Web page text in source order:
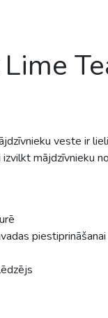
veste ir
mājdzīvnieku
piestiprināšanai